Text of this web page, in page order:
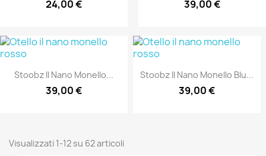
24,00 € 39,00 €
Stoobz Il Nano Monello...
39,00 €
Stoobz Il Nano Monello Blu...
39,00 €
Visualizzati 1-12 su 62 articoli